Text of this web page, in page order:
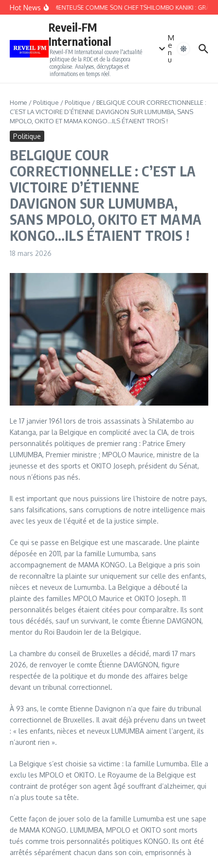
Aller au contenu
Hot NewsFIEFFÉE MENTEUSE COMME SON CHEF TSHILOMBO KANIKI :
Reveil-FM
International
Reveil-FM International couvre l'actualité
politique de la RDC et de la diaspora
congolaise. Analyses, décryptages et
informations en temps réel.
M
e
n
u
Home / Politique / Politique / BELGIQUE COUR CORRECTIONNELLE :
C’EST LA VICTOIRE D’ÉTIENNE DAVIGNON SUR LUMUMBA, SANS
MPOLO, OKITO ET MAMA KONGO…ILS ÉTAIENT TROIS !
Politique
BELGIQUE COUR
CORRECTIONNELLE : C’EST LA
VICTOIRE D’ÉTIENNE
DAVIGNON SUR LUMUMBA,
SANS MPOLO, OKITO ET MAMA
KONGO…ILS ÉTAIENT TROIS !
18 mars 2026
Le 17 janvier 1961 lors de trois assassinats à Shilatembo au
Katanga, par la Belgique en complicité avec la CIA, de trois
personnalités politiques de premier rang : Patrice Emery
LUMUMBA, Premier ministre ; MPOLO Maurice, ministre de la
jeunesse et des sports et OKITO Joseph, président du Sénat,
nous n’étions pas nés.
Il est important que nous puissions lire l’histoire de notre pays,
sans falsifications, sans corruptions de notre intelligence mais
avec les yeux de l’équité et de la justice simple.
Ce qui se passe en Belgique est une mascarade. Une plainte
déposée en 2011, par la famille Lumumba, sans
accompagnement de MAMA KONGO. La Belgique a pris soin
de reconnaître la plainte sur uniquement sur celle des enfants,
nièces et neveux de Lumumba. La Belgique a débouté la
plainte des familles MPOLO Maurice et OKITO Joseph. 11
personnalités belges étaient citées pour comparaître. Ils sont
tous décédés, sauf un survivant, le comte Étienne DAVIGNON,
mentor du Roi Baudoin Ier de la Belgique.
La chambre du conseil de Bruxelles a décidé, mardi 17 mars
2026, de renvoyer le comte Étienne DAVIGNON, figure
respectée de la politique et du monde des affaires belge
devant un tribunal correctionnel.
À 93 ans, le comte Etienne Davignon n’a que faire du tribunal
correctionnel de Bruxelles. Il avait déjà prévenu dans un tweet
: « les enfants, nièces et neveux LUMUMBA aiment l’argent, ils
n’auront rien ».
La Belgique s’est choisie sa victime : la famille Lumumba. Elle a
exclu les MPOLO et OKITO. Le Royaume de la Belgique est
contraint de protéger son agent âgé souffrant d’alzheimer, qui
n’a plus toute sa tête.
Cette façon de jouer solo de la famille Lumumba est une sape
de MAMA KONGO. LUMUMBA, MPOLO et OKITO sont morts
tués comme trois personnalités politiques KONGO. Ils ont été
arrêtés séparément chacun dans son coin, emprisonnés à